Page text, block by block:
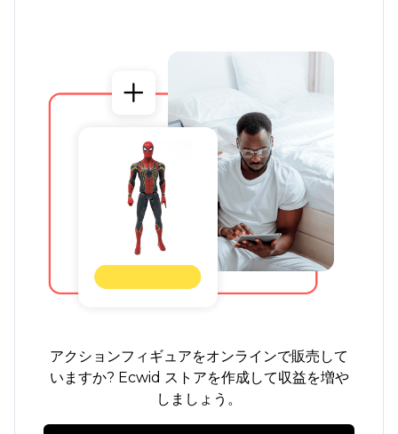
アクションフィギュアをオンラインで販売して
いますか? Ecwid ストアを作成して収益を増や
しましょう。